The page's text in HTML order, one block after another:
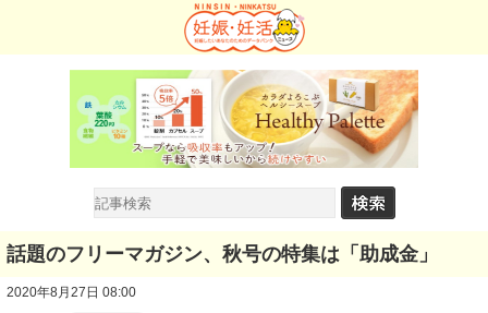
話題のフリーマガジン、秋号の特集は「助成金」
2020年8月27日 08:00